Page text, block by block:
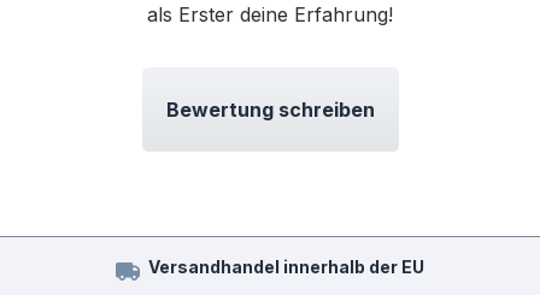
als Erster deine Erfahrung!
Bewertung schreiben
Versandhandel innerhalb der EU